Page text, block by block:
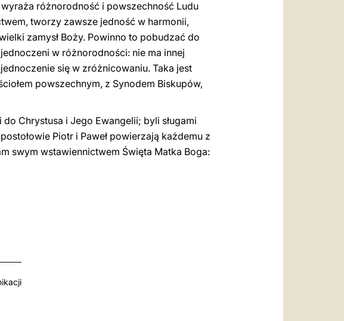
różnorodność i powszechność Ludu
tworzy zawsze jedność w harmonii,
zamysł Boży. Powinno to pobudzać do
w różnorodności: nie ma innej
się w zróżnicowaniu. Taka jest
powszechnym, z Synodem Biskupów,
Chrystusa i Jego Ewangelii; byli sługami
Piotr i Paweł powierzają każdemu z
swym wstawiennictwem Święta Matka Boga: